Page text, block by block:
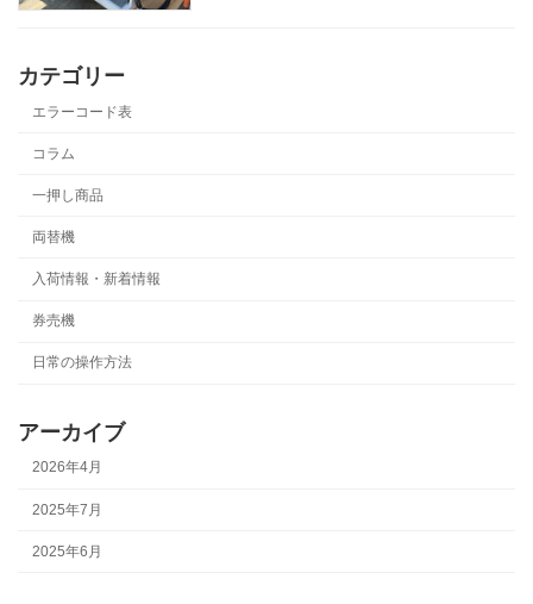
カテゴリー
エラーコード表
コラム
一押し商品
両替機
入荷情報・新着情報
券売機
日常の操作方法
アーカイブ
2026年4月
2025年7月
2025年6月